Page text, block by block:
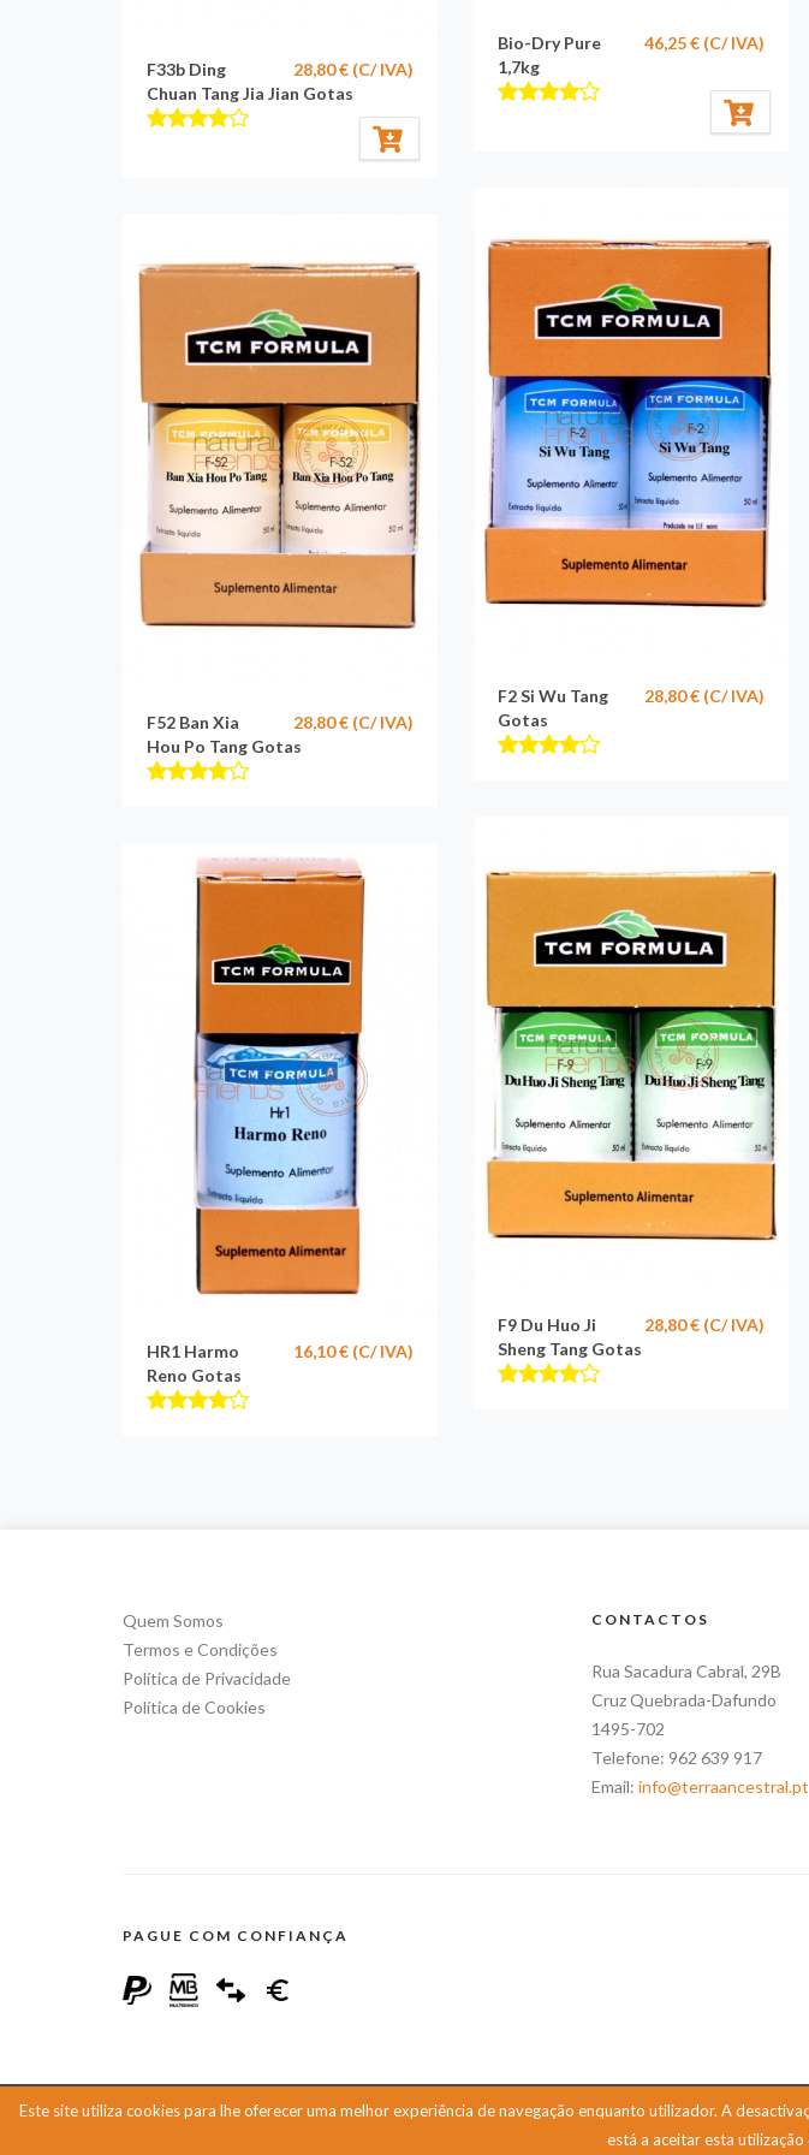
Este site utiliza cookies para lhe oferecer uma melhor experiência de navegação enquanto utilizador. A
está a aceitar esta
28,80 € (C/ IVA)
F33b Ding
Chuan Tang Jia Jian Gotas
46,25 € (C/ IVA)
Bio-Dry Pure
1,7kg
28,80 € (C/ IVA)
F2 Si Wu Tang
Gotas
28,80 € (C/ IVA)
F52 Ban Xia
Hou Po Tang Gotas
28,80 € (C/ IVA)
F9 Du Huo Ji
Sheng Tang Gotas
16,10 € (C/ IVA)
HR1 Harmo
Reno Gotas
Quem Somos
Termos e Condições
Política de Privacidade
Política de Cookies
CONTACTOS
Rua Sacadura Cabral, 29B
Cruz Quebrada-Dafundo
1495-702
Telefone: 962 639 917
Email: info@terraancestral.pt
PAGUE COM CONFIANÇA
Em cumprimento do Artigo 18.º da Lei 144/2015, informa-se que esta empresa se encontra inscrita no
Copyright 2026 Todos os Direitos Reservados - Última Actualização 2017-03-21